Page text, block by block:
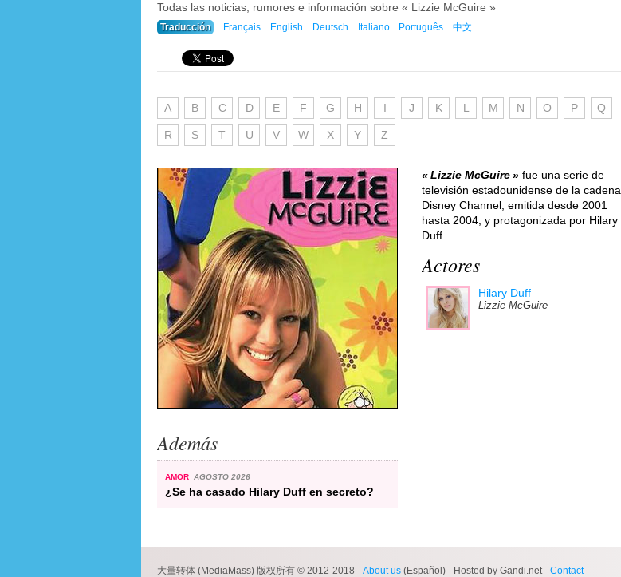
Todas las noticias, rumores e información sobre « Lizzie McGuire »
Traducción Français English Deutsch Italiano Português 中文
A B C D E F G H I J K L M N O P Q
R S T U V W X Y Z
Además
AMOR AGOSTO 2026
¿Se ha casado Hilary Duff en secreto?
Lizzie McGuire
fue una serie de
televisión estadounidense de la cadena
Disney Channel, emitida desde 2001
hasta 2004, y protagonizada por Hilary
Duff.
Actores
Hilary Duff
Lizzie McGuire
大量转体 (MediaMass) 版权所有 © 2012-2018 - About us (Español) - Hosted by Gandi.net - Contact